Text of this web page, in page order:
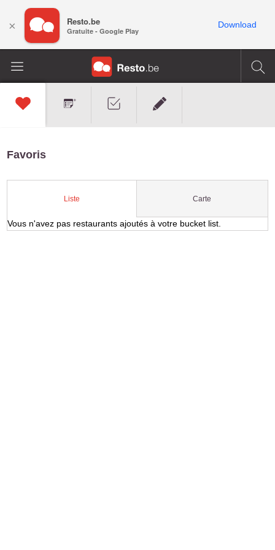
Favoris
Liste Carte
Vous n'avez pas restaurants ajoutés à votre bucket list.
× Resto.be
Gratuite - Google Play
Download